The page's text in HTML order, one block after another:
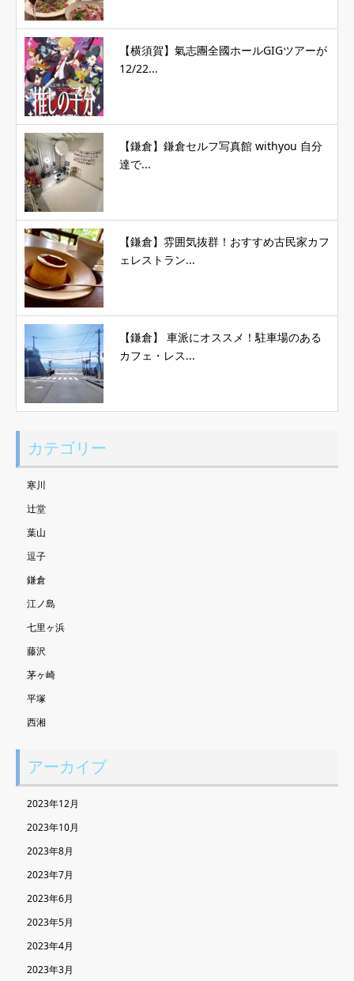
【横須賀】氣志團全國ホールGIGツアーが
12/22...
【鎌倉】鎌倉セルフ写真館 withyou 自分
達で...
【鎌倉】雰囲気抜群！おすすめ古民家カフ
ェレストラン...
【鎌倉】 車派にオススメ！駐車場のある
カフェ・レス...
カテゴリー
寒川
辻堂
葉山
逗子
鎌倉
江ノ島
七里ヶ浜
藤沢
茅ヶ崎
平塚
西湘
アーカイブ
2023年12月
2023年10月
2023年8月
2023年7月
2023年6月
2023年5月
2023年4月
2023年3月